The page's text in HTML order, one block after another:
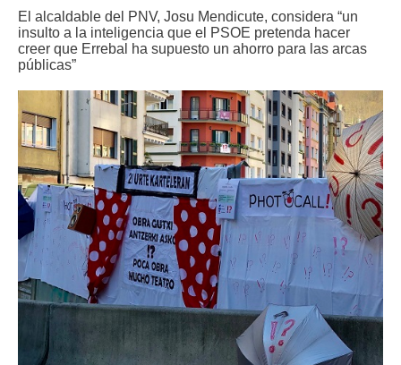
El alcaldable del PNV, Josu Mendicute, considera “un
insulto a la inteligencia que el PSOE pretenda hacer
creer que Errebal ha supuesto un ahorro para las arcas
públicas”